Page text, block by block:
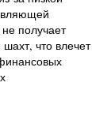
получает
что влечет